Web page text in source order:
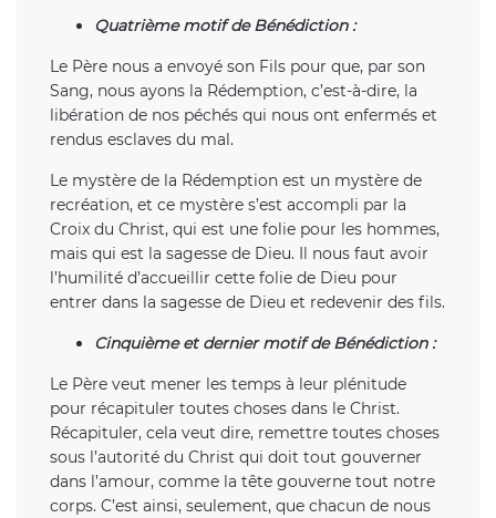
Quatrième motif de Bénédiction :
Le Père nous a envoyé son Fils pour que, par son
Sang, nous ayons la Rédemption, c’est-à-dire, la
libération de nos péchés qui nous ont enfermés et
rendus esclaves du mal.
Le mystère de la Rédemption est un mystère de
recréation, et ce mystère s’est accompli par la
Croix du Christ, qui est une folie pour les hommes,
mais qui est la sagesse de Dieu. Il nous faut avoir
l’humilité d’accueillir cette folie de Dieu pour
entrer dans la sagesse de Dieu et redevenir des fils.
Cinquième et dernier motif de Bénédiction :
Le Père veut mener les temps à leur plénitude
pour récapituler toutes choses dans le Christ.
Récapituler, cela veut dire, remettre toutes choses
sous l’autorité du Christ qui doit tout gouverner
dans l’amour, comme la tête gouverne tout notre
corps. C’est ainsi, seulement, que chacun de nous